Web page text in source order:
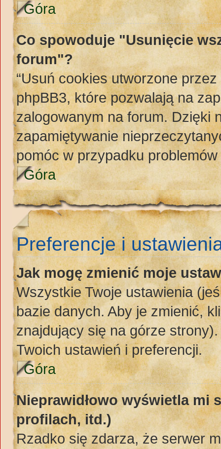
Góra
Co spowoduje "Usunięcie
forum"?
“Usuń cookies utworzone
phpBB3, które pozwalają na
zalogowanym na forum. Dzięki
zapamiętywanie
pomóc w przypadku
Góra
Preferencje i
Jak mogę zmienić moje
Wszystkie Twoje ustawienia
bazie danych. Aby je zmienić,
znajdujący się na górze
Twoich ustawień i preferencji.
Góra
Nieprawidłowo wyświetla mi
profilach, itd.)
Rzadko się zdarza, że serwer